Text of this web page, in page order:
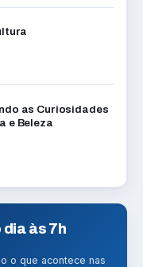
as Curiosidades
e Beleza
às 7h
o que acontece nas